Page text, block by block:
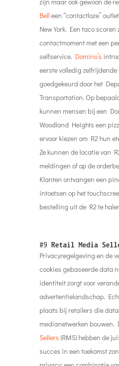
Transportation. Op
kunnen mensen bij een
ervoor kiezen om R2 hun
meldingen of op de
Klanten ontvangen een
intoetsen op het
bestelling uit de R2 te halen.
#9Retail Media
Privacyregelgeving en de
cookies gebaseerde data
identiteit zorgt voor
advertentielandschap.
Sellers(RMS) hebben de
succes in een toekomst
privacy: een combinatie
identiteits- en
koppelingen met
duurzame digitale en
kunnen in de toekomst